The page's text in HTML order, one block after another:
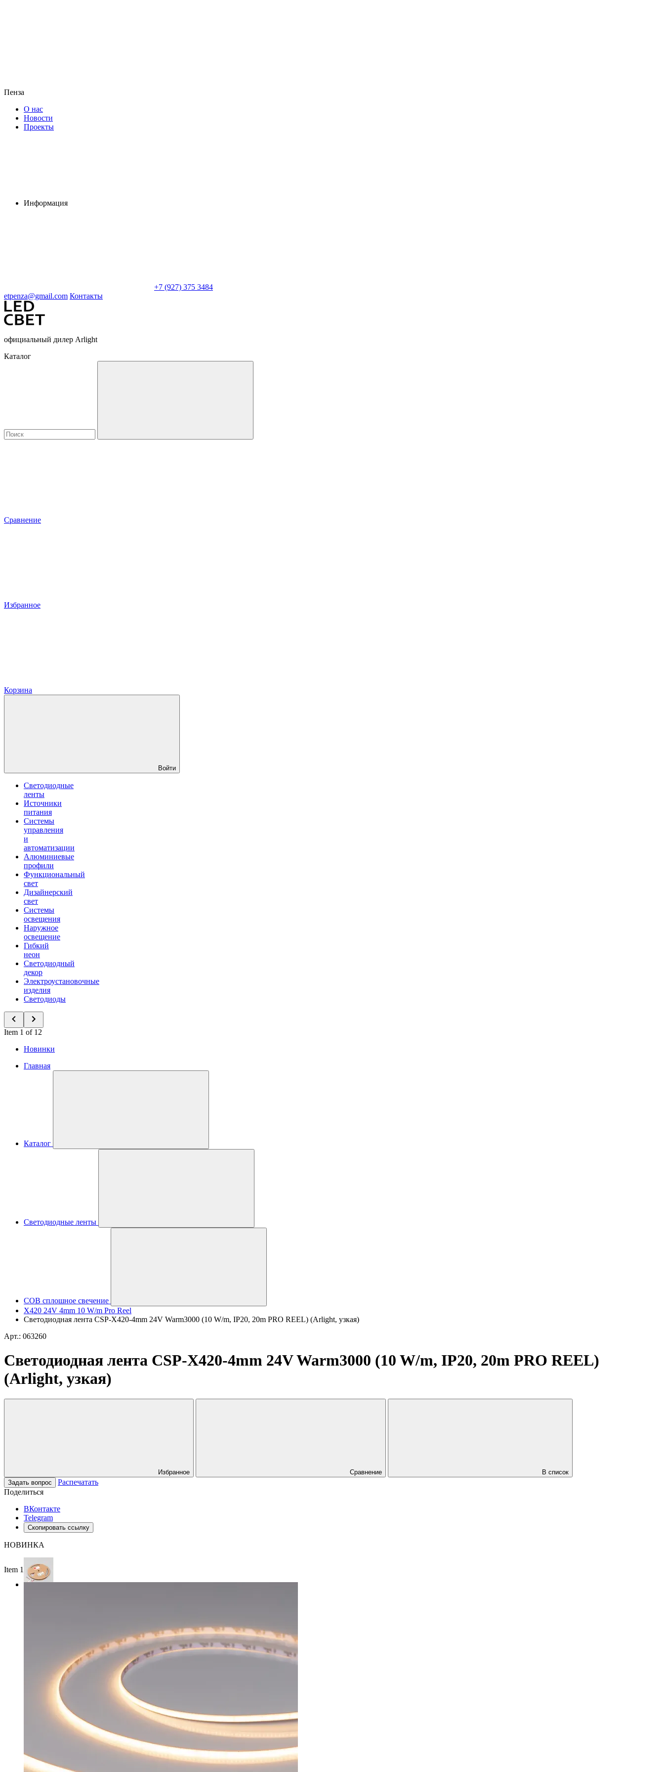
Пенза
О нас
Новости
Проекты
Информация
+7 (927) 375 3484
etpenza@gmail.com Контакты
официальный дилер Arlight
Каталог
Сравнение
Избранное
Корзина
Войти
Светодиодные
ленты
Источники
питания
Системы
управления
и
автоматизации
Алюминиевые
профили
Функциональный
свет
Дизайнерский
свет
Системы
освещения
Наружное
освещение
Гибкий
неон
Светодиодный
декор
Электроустановочные
изделия
Светодиоды
Item 1 of 12
Новинки
Главная
Каталог
Светодиодные ленты
COB сплошное свечение
X420 24V 4mm 10 W/m Pro Reel
Светодиодная лента CSP-X420-4mm 24V Warm3000 (10 W/m, IP20, 20m PRO REEL) (Arlight, узкая)
Арт.: 063260
Светодиодная лента CSP-X420-4mm 24V Warm3000 (10 W/m, IP20, 20m PRO REEL)
(Arlight, узкая)
Избранное Сравнение
В список
Задать вопрос
Распечатать
Поделиться
ВКонтакте
Telegram
Скопировать ссылку
НОВИНКА
Item 1 of 3